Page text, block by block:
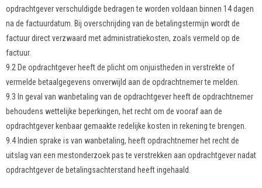
opdrachtgever verschuldigde bedragen te worden voldaan binnen 14 dagen
na de factuurdatum. Bij overschrijding van de betalingstermijn wordt de
factuur direct verzwaard met administratiekosten, zoals vermeld op de
factuur.
9.2 De opdrachtgever heeft de plicht om onjuistheden in verstrekte of
vermelde betaalgegevens onverwijld aan de opdrachtnemer te melden.
9.3 In geval van wanbetaling van de opdrachtgever heeft de opdrachtnemer
behoudens wettelijke beperkingen, het recht om de vooraf aan de
opdrachtgever kenbaar gemaakte redelijke kosten in rekening te brengen.
9.4 Indien sprake is van wanbetaling, heeft opdrachtnemer het recht de
uitslag van een mestonderzoek pas te verstrekken aan opdrachtgever nadat
opdrachtgever de betalingsachterstand heeft ingehaald.